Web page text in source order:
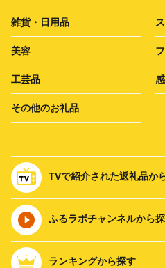
雑貨・日用品
美容
工芸品
その他のお礼品
TVで紹介された返礼品か
ふるラボチャンネルから
ランキングから探す